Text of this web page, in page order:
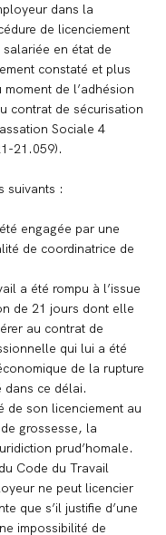
dans la
de licenciement
salariée en état de
constaté et plus
de l’adhésion
contrat de sécurisation
Sociale 4
21.059).
suivants :
engagée par une
de coordinatrice de
a été rompu à l’issue
de 21 jours dont elle
au contrat de
qui lui a été
de la rupture
dans ce délai.
de son licenciement au
grossesse, la
prud’homale.
Code du Travail
ne peut licencier
que s’il justifie d’une
impossibilité de